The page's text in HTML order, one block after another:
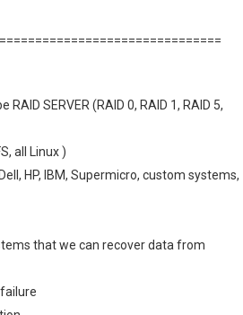
SERVER (RAID 0, RAID 1, RAID 5,
all Linux )
HP, IBM, Supermicro, custom systems,
that we can recover data from